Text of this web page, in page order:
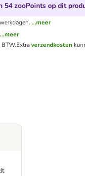
54 zooPoints op dit
...meer
...meer
Extraverzendkosten